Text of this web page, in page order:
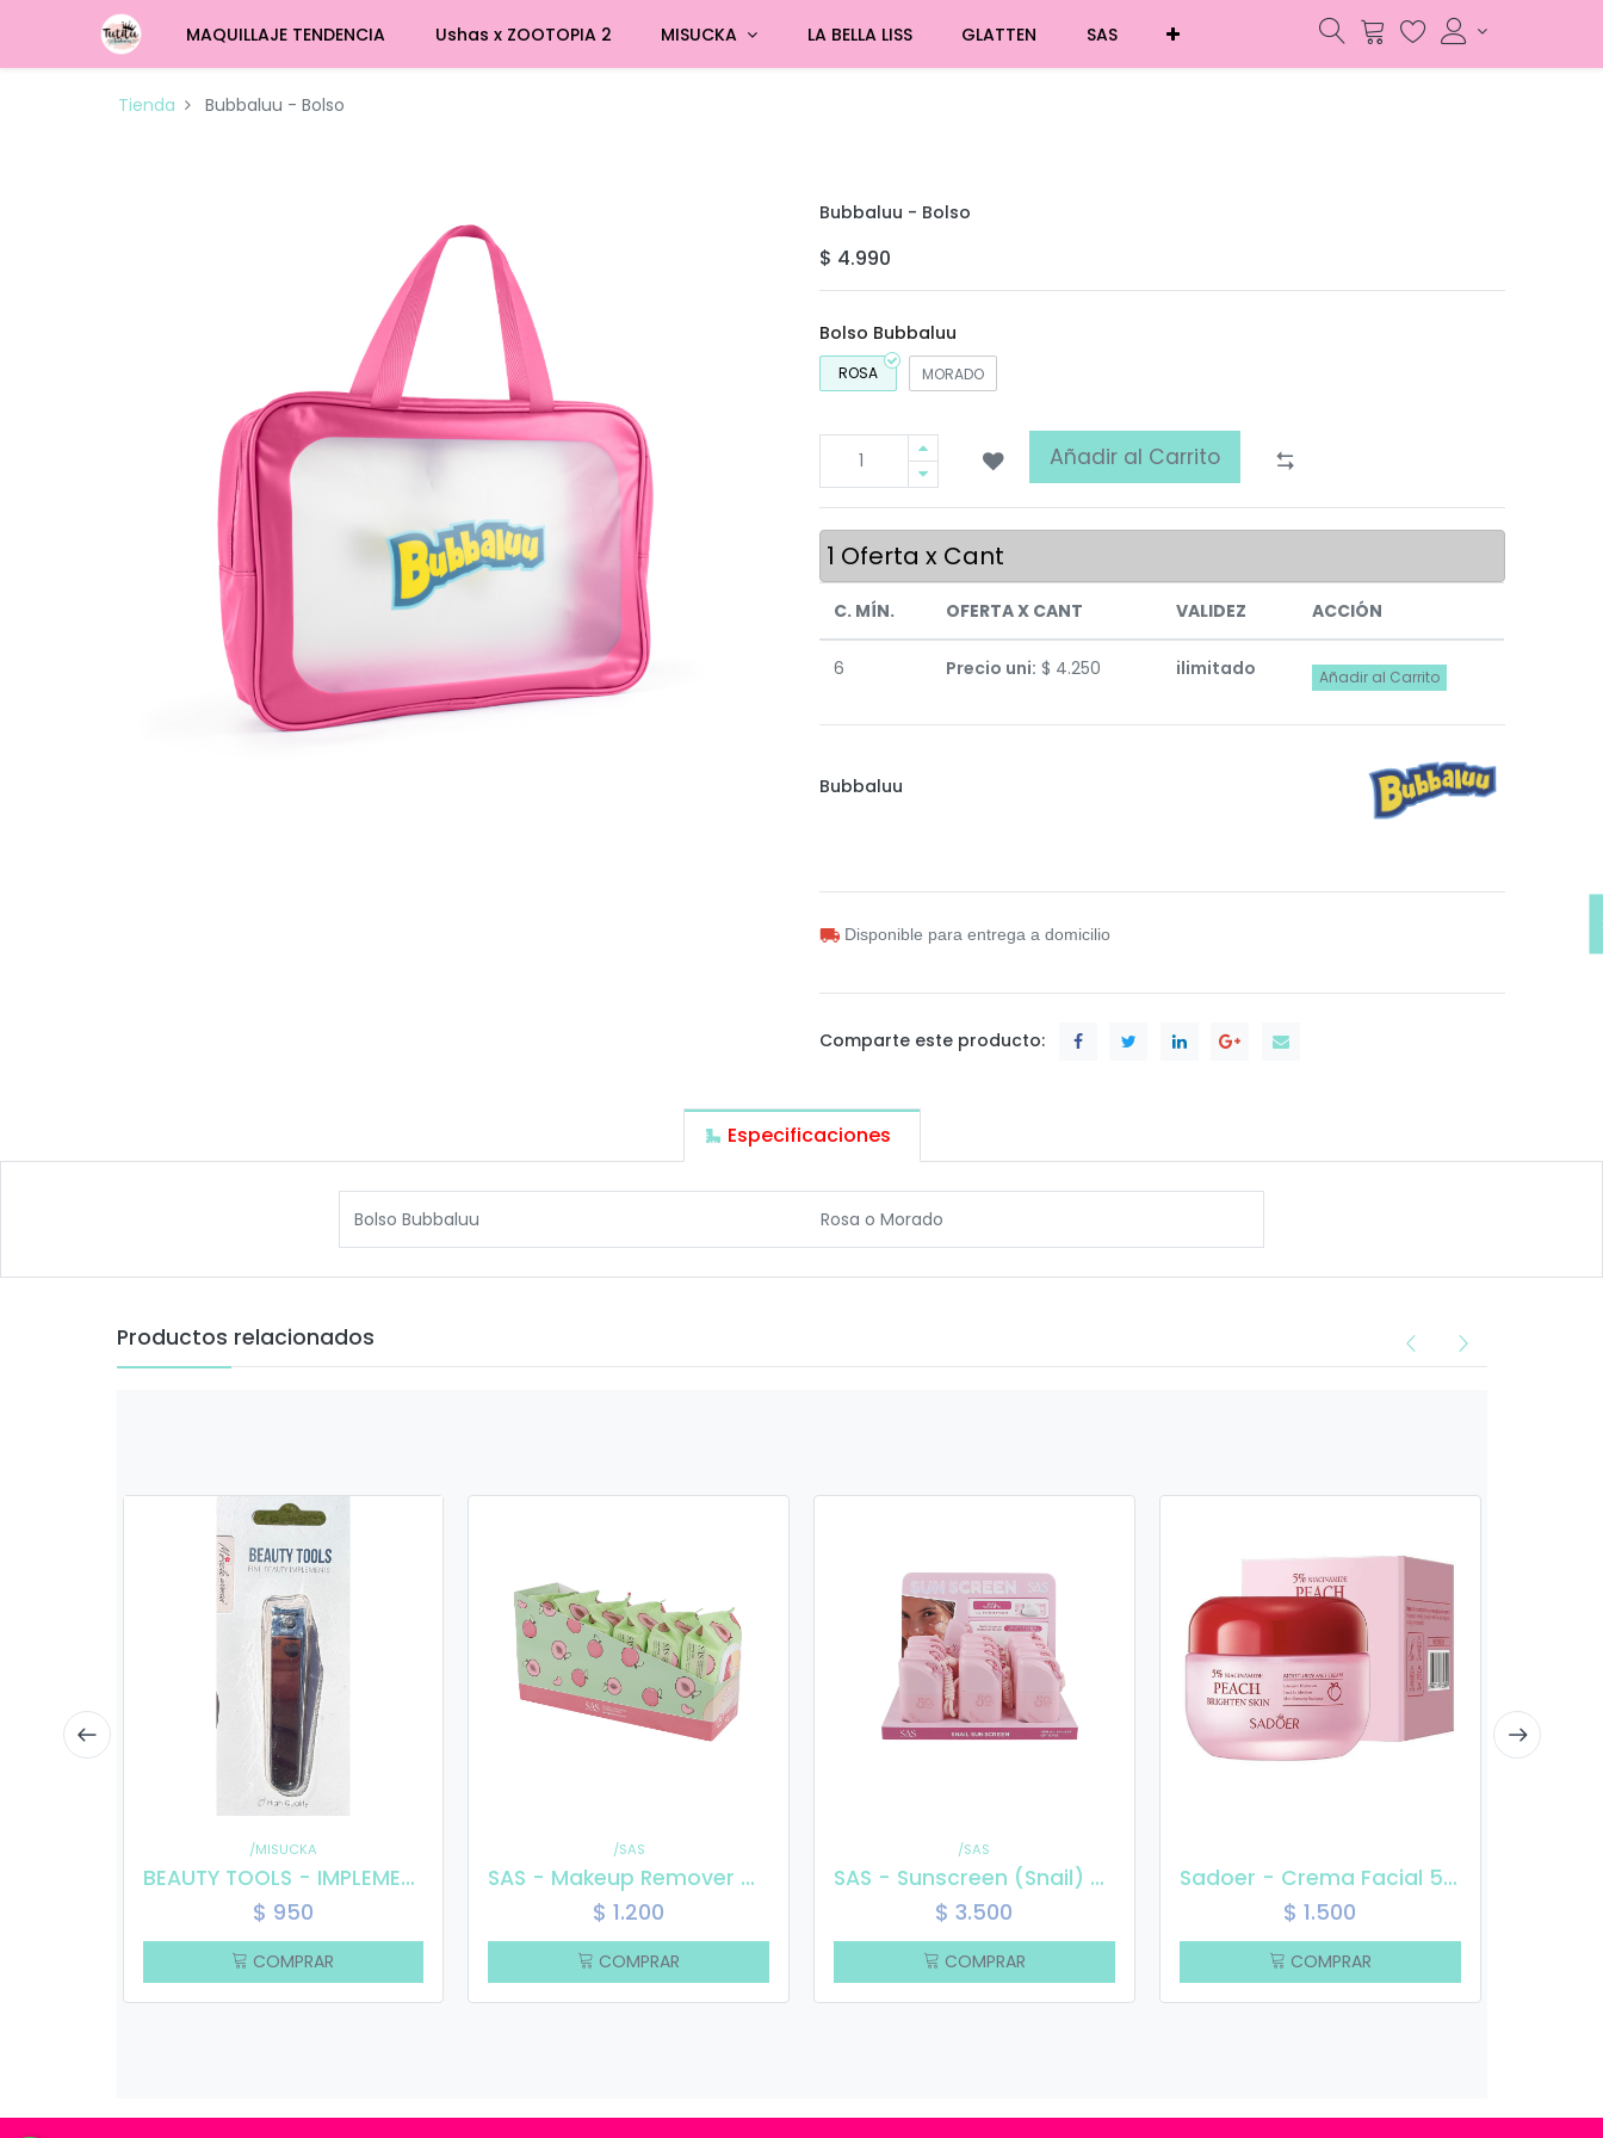
MAQUILLAJE TENDENCIA Ushas x ZOOTOPIA 2 MISUCKA LA BELLA LISS GLATTEN SAS
Tienda Bubbaluu - Bolso
Bubbaluu - Bolso
$ 4.990
Bolso Bubbaluu
ROSA MORADO
Añadir al Carrito
1 Oferta x Cant
C. MÍN. OFERTA X CANT VALIDEZ ACCIÓN
6 Precio uni: $ 4.250 ilimitado Añadir al Carrito
Bubbaluu
Disponible para entrega a domicilio
Comparte este producto:
Especificaciones
Bolso Bubbaluu Rosa o Morado
Productos relacionados
/MISUCKA
BEAUTY TOOLS - IMPLEMENTS ZJQ- 313402-3
$ 950
COMPRAR
/SAS
SAS - Makeup Remover Wipes SAH226-2
$1.200
COMPRAR
/SAS
SAS - Sunscreen (Snail) SAH220-3
$3.500
COMPRAR
Sadoer - Crema Facial 5% Niacinamide - Durazno 50gr
$1.500
COMPRAR